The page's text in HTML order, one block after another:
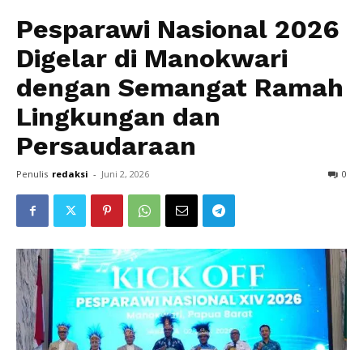
Pesparawi Nasional 2026
Digelar di Manokwari
dengan Semangat Ramah
Lingkungan dan
Persaudaraan
Penulis redaksi - Juni 2, 2026 0